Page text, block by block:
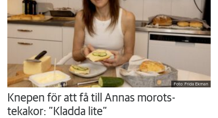
Foto: Frida Ekman
Knepen för att få till Annas morots-
tekakor: ”Kladda lite”